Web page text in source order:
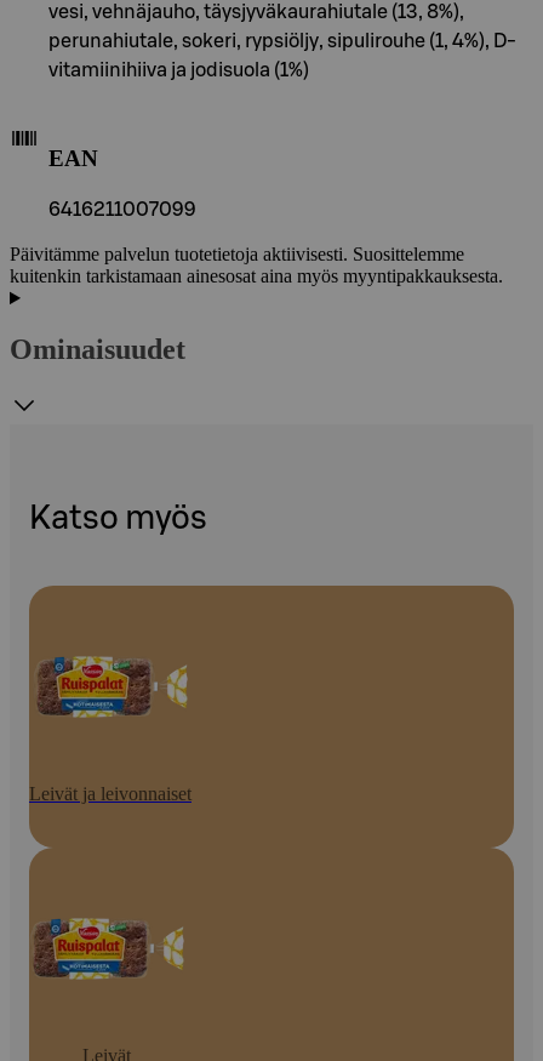
vesi, vehnäjauho, täysjyväkaurahiutale (13, 8%),
perunahiutale, sokeri, rypsiöljy, sipulirouhe (1, 4%), D-
vitamiinihiiva ja jodisuola (1%)
EAN
6416211007099
Päivitämme palvelun tuotetietoja aktiivisesti. Suosittelemme
kuitenkin tarkistamaan ainesosat aina myös myyntipakkauksesta.
Ominaisuudet
Katso myös
Leivät ja leivonnaiset
Leivät